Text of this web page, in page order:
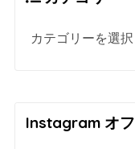
Instagram オ